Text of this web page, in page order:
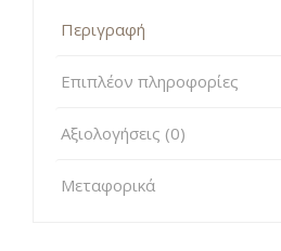
Περιγραφή
Επιπλέον πληροφορίες
Αξιολογήσεις (0)
Μεταφορικά